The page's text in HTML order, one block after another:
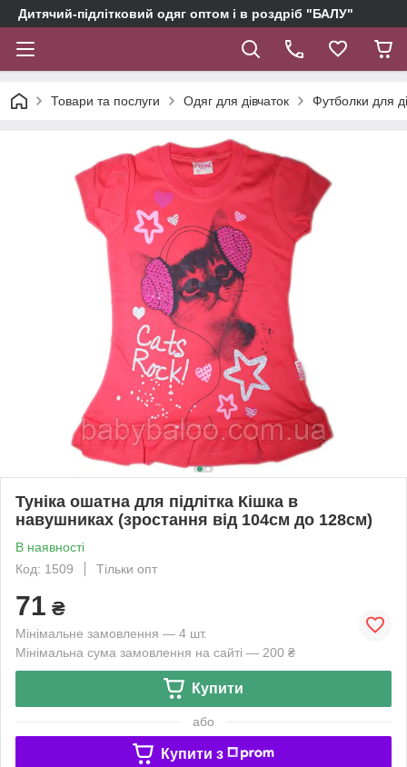
Дитячий-підлітковий одяг оптом і в роздріб "БАЛУ"
Товари та послуги Одяг для дівчаток Футболки для
Туніка ошатна для підлітка Кішка в
навушниках (зростання від 104см до 128см)
В наявності
Код: 1509
Тільки опт
71 ₴
Мінімальне замовлення — 4 шт.
Мінімальна сума замовлення на сайті — 200 ₴
Купити
або
Купити з